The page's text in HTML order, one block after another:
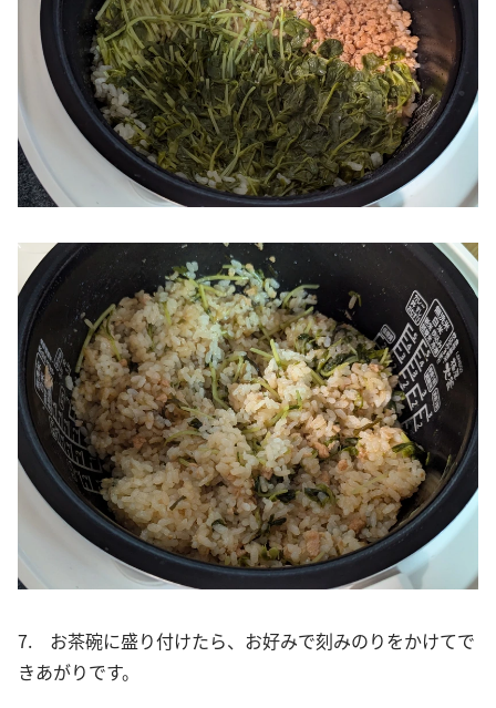
7. お茶碗に盛り付けたら、お好みで刻みのりをかけてで
きあがりです。